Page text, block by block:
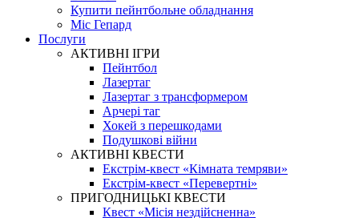
Купити пейнтбольне обладнання
Міс Гепард
Послуги
АКТИВНІ ІГРИ
Пейнтбол
Лазертаг
Лазертаг з трансформером
Арчері таг
Хокей з перешкодами
Подушкові війни
АКТИВНІ КВЕСТИ
Екстрім-квест «Кімната темряви»
Екстрім-квест «Перевертні»
ПРИГОДНИЦЬКІ КВЕСТИ
Квест «Місія нездійсненна»